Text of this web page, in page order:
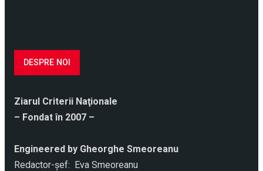
DESPRE NOI
Ziarul Criterii Naţionale
– Fondat în 2007 –
Engineered by Gheorghe Smeoreanu
Redactor-şef: Eva Smeoreanu